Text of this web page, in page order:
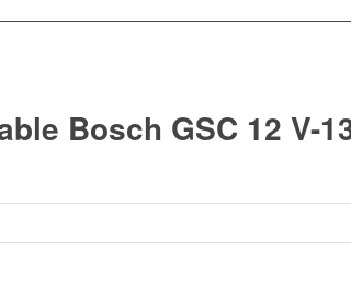
Bosch GSC 12 V-